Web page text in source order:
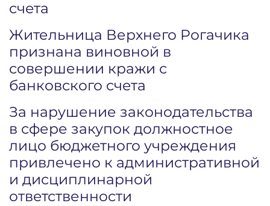
счета
Жительница Верхнего Рогачика
признана виновной в
совершении кражи с
банковского счета
За нарушение законодательства
в сфере закупок должностное
лицо бюджетного учреждения
привлечено к административной
и дисциплинарной
ответственности